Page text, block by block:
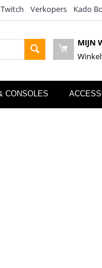
Verkopers Kado
MIJN
CONSOLES